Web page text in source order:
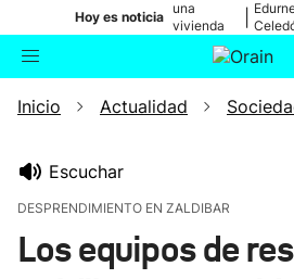
Hoy es noticia
una
vivienda
de Bilbao
Buscador
Inicio Actualidad
Escuchar
DESPRENDIMIENTO EN ZALDIBAR
Los equipos de